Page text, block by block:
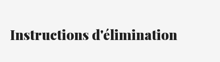
Instructions d'élimination